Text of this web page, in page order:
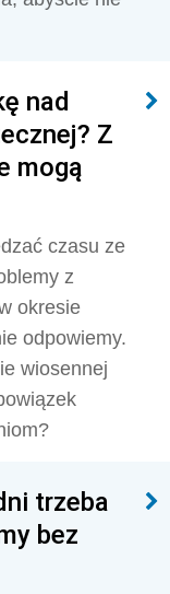
nad
Z
mogą
czasu ze
z
okresie
odpowiemy.
wiosennej
trzeba
bez